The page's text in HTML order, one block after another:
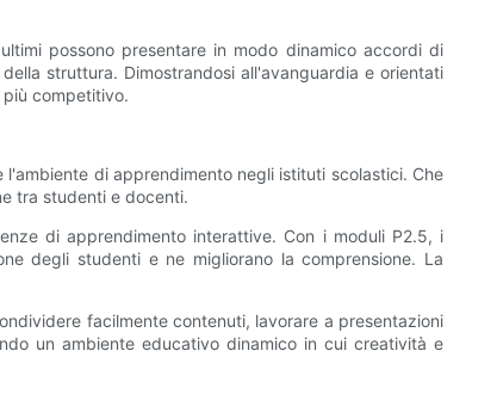
possono presentare in modo dinamico accordi di
struttura. Dimostrandosi all'avanguardia e orientati
competitivo.
di apprendimento negli istituti scolastici. Che
tra studenti e docenti.
di apprendimento interattive. Con i moduli P2.5, i
degli studenti e ne migliorano la comprensione. La
facilmente contenuti, lavorare a presentazioni
un ambiente educativo dinamico in cui creatività e